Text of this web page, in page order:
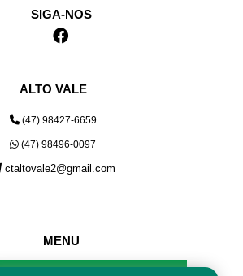
SIGA-NOS
ALTO VALE
(47) 98427-6659
(47) 98496-0097
ctaltovale2@gmail.com
MENU